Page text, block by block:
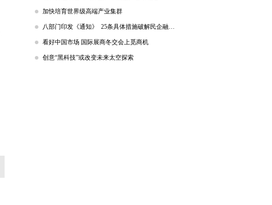
加快培育世界级高端产业集群
八部门印发《通知》 25条具体措施破解民企融资难题
看好中国市场 国际展商冬交会上觅商机
创意“黑科技”或改变未来太空探索